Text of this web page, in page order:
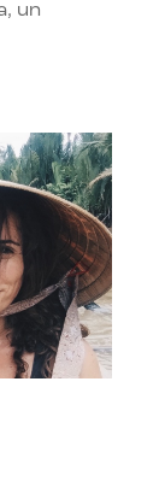
un